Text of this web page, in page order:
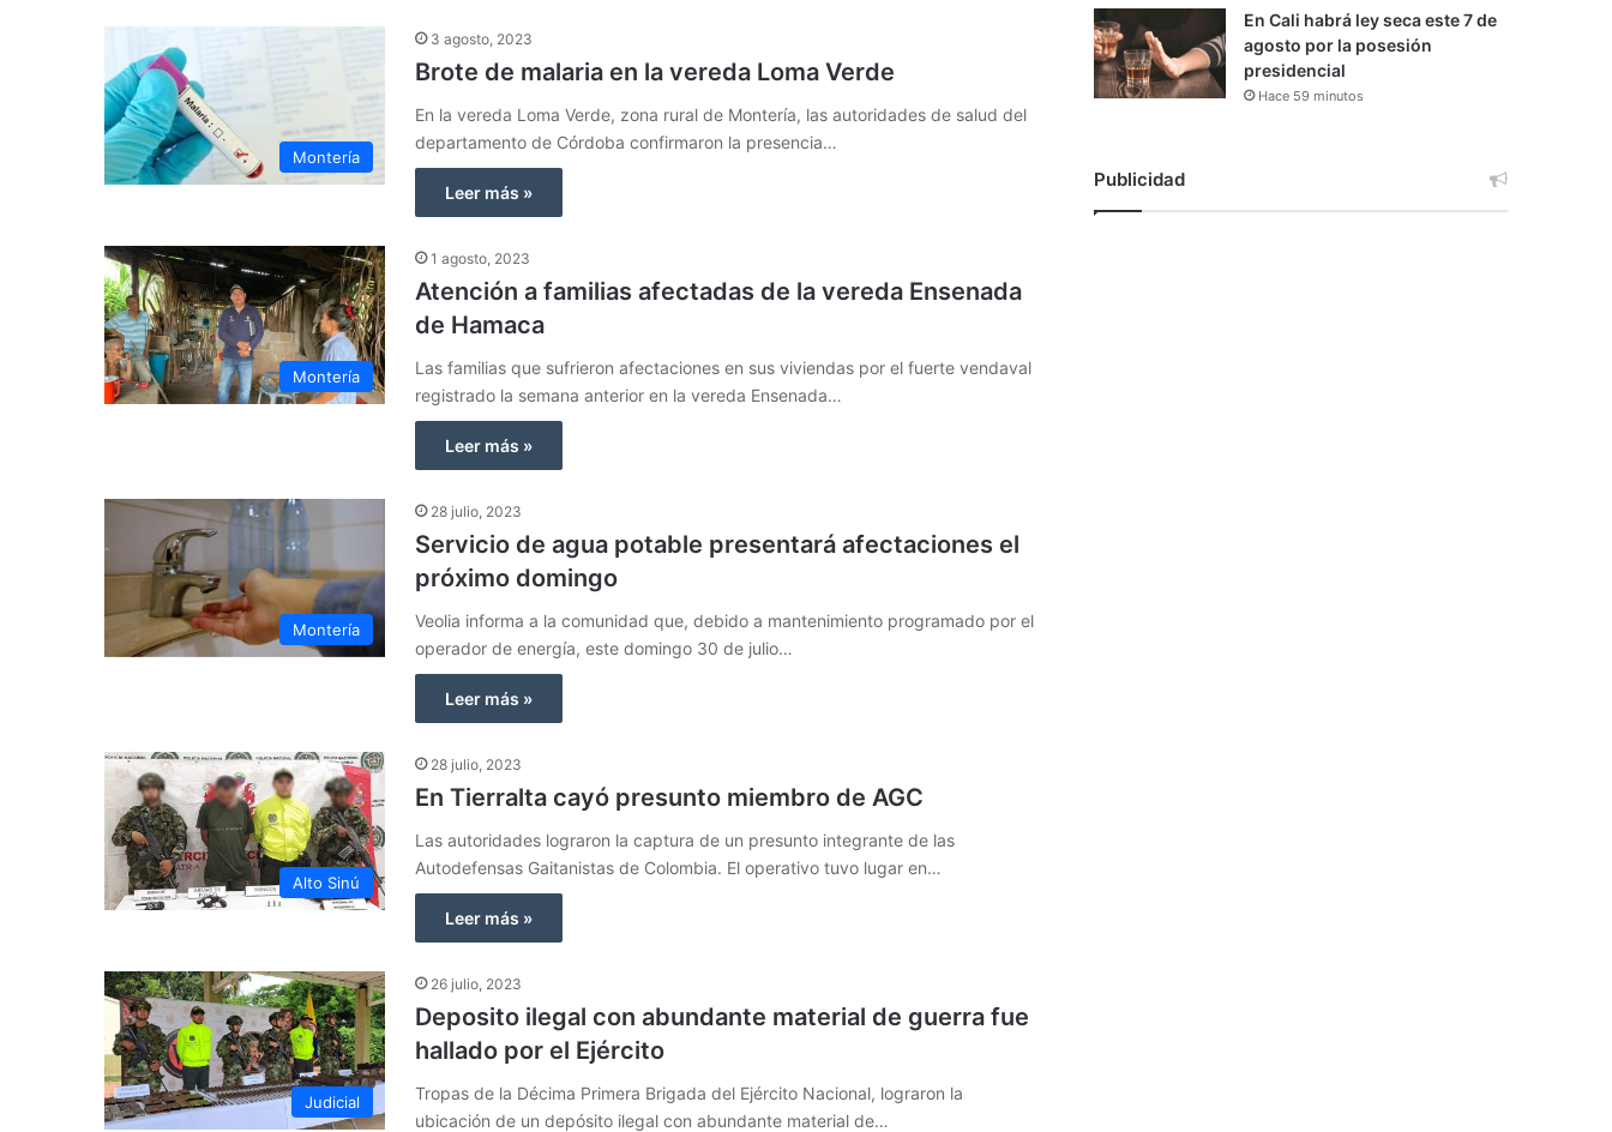
Montería
3 agosto, 2023
Brote de malaria en la vereda Loma Verde
En la vereda Loma Verde, zona rural de Montería, las autoridades de salud del
departamento de Córdoba confirmaron la presencia…
Leer más »
Montería
1 agosto, 2023
Atención a familias afectadas de la vereda Ensenada
de Hamaca
Las familias que sufrieron afectaciones en sus viviendas por el fuerte vendaval
registrado la semana anterior en la vereda Ensenada…
Leer más »
Montería
28 julio, 2023
Servicio de agua potable presentará afectaciones el
próximo domingo
Veolia informa a la comunidad que, debido a mantenimiento programado por el
operador de energía, este domingo 30 de julio…
Leer más »
Alto Sinú
28 julio, 2023
En Tierralta cayó presunto miembro de AGC
Las autoridades lograron la captura de un presunto integrante de las
Autodefensas Gaitanistas de Colombia. El operativo tuvo lugar en…
Leer más »
Judicial
26 julio, 2023
Deposito ilegal con abundante material de guerra fue
hallado por el Ejército
Tropas de la Décima Primera Brigada del Ejército Nacional, lograron la
ubicación de un depósito ilegal con abundante material de…
En Cali habrá ley seca este 7 de
agosto por la posesión
presidencial
Hace 59 minutos
Publicidad